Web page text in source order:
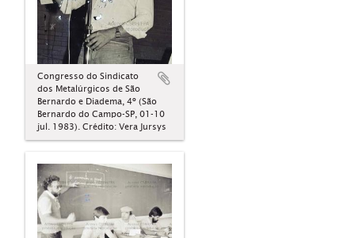
Congresso do Sindicato
dos Metalúrgicos de São
Bernardo e Diadema, 4º (São
Bernardo do Campo-SP, 01-10
jul. 1983). Crédito: Vera Jursys